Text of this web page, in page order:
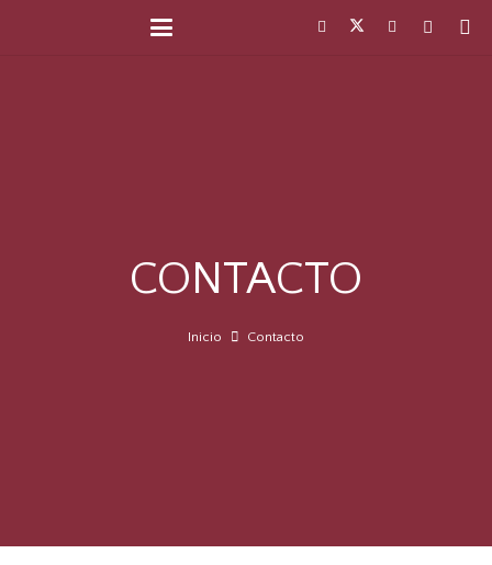
CONTACTO
Inicio Contacto